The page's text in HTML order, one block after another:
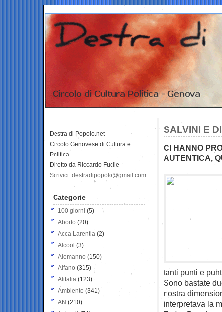
SALVINI E
CI HANNO
AUTENTICA,
tanti punti e
Sono bastate
nostra
interpretava la
Destra di Popolo.net
Circolo Genovese di Cultura e
Politica
Diretto da Riccardo Fucile
Scrivici: destradipopolo@gmail.com
Categorie
100 giorni (5)
Aborto (20)
Acca Larentia (2)
Alcool (3)
Alemanno (150)
Alfano (315)
Alitalia (123)
Ambiente (341)
AN (210)